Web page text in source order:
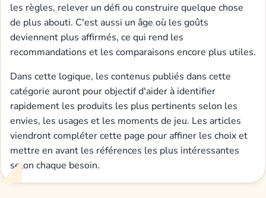
les règles, relever un défi ou construire quelque chose
de plus abouti. C'est aussi un âge où les goûts
deviennent plus affirmés, ce qui rend les
recommandations et les comparaisons encore plus utiles.
Dans cette logique, les contenus publiés dans cette
catégorie auront pour objectif d'aider à identifier
rapidement les produits les plus pertinents selon les
envies, les usages et les moments de jeu. Les articles
viendront compléter cette page pour affiner les choix et
mettre en avant les références les plus intéressantes
selon chaque besoin.